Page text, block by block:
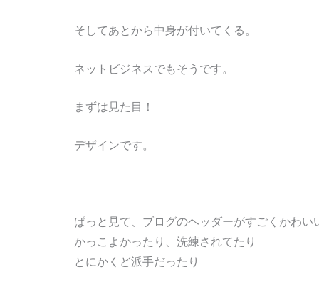
そしてあとから中身が付いてくる。
ネットビジネスでもそうです。
まずは見た目！
デザインです。
ぱっと見て、ブログのヘッダーがすごくかわい
かっこよかったり、洗練されてたり
とにかくど派手だったり